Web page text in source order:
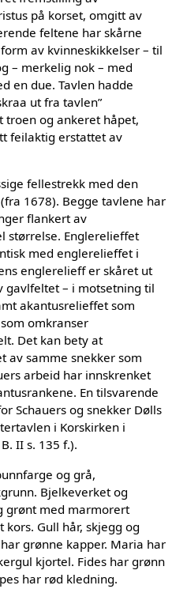
på korset, omgitt av
feltene har skårne
av kvinneskikkelser – til
– merkelig nok – med
en due. Tavlen hadde
ut fra tavlen”
troen og ankeret håpet,
feilaktig erstattet av
fellestrekk med den
1678). Begge tavlene har
flankert av
størrelse. Englerelieffet
med englerelieffet i
englerelieff er skåret ut
gavlfeltet – i motsetning til
akantusrelieffet som
omkranser
Det kan bety at
av samme snekker som
arbeid har innskrenket
En tilsvarende
Schauers og snekker Dølls
i Korskirken i
II s. 135 f.).
og grå,
Bjelkeverket og
grønt med marmorert
Gull hår, skjegg og
grønne kapper. Maria har
kjortel. Fides har grønn
har rød kledning.